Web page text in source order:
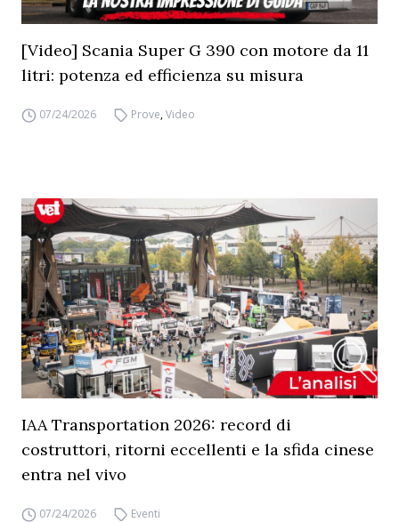
[Video] Scania Super G 390 con motore da 11
litri: potenza ed efficienza su misura
07/24/2026 Prove,Video
IAA Transportation 2026: record di
costruttori, ritorni eccellenti e la sfida cinese
entra nel vivo
07/24/2026 Eventi